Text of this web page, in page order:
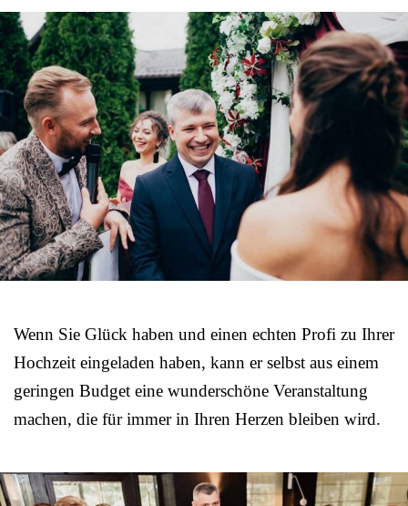
Wenn Sie Glück haben und einen echten Profi zu Ihrer
Hochzeit eingeladen haben, kann er selbst aus einem
geringen Budget eine wunderschöne Veranstaltung
machen, die für immer in Ihren Herzen bleiben wird.